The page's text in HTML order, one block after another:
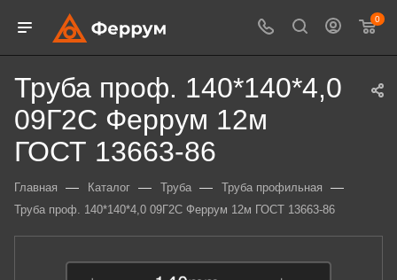
0
Труба проф. 140*140*4,0
09Г2С Феррум 12м
ГОСТ 13663-86
Главная — Каталог — Труба — Труба профильная —
Труба проф. 140*140*4,0 09Г2С Феррум 12м ГОСТ 13663-86